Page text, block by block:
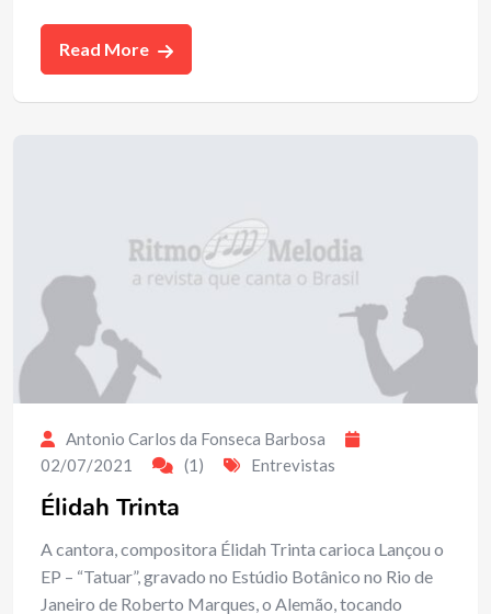
Read More
Antonio Carlos da Fonseca Barbosa
02/07/2021
(1) Entrevistas
Élidah Trinta
A cantora, compositora Élidah Trinta carioca Lançou o
EP – “Tatuar”, gravado no Estúdio Botânico no Rio de
Janeiro de Roberto Marques, o Alemão, tocando